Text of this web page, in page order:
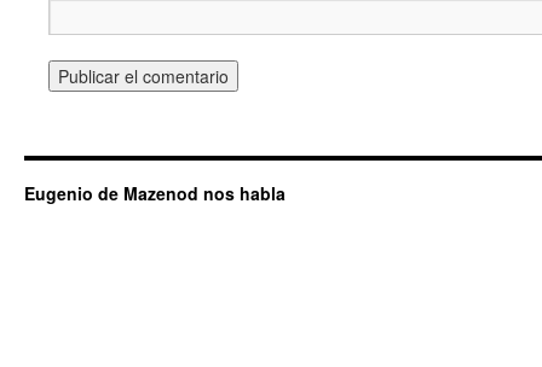
Eugenio de Mazenod nos habla